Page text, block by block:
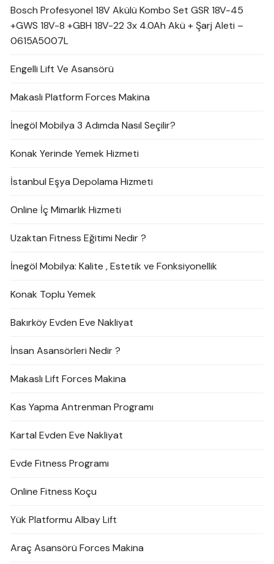
Bosch Profesyonel 18V Akülü Kombo Set GSR 18V-45
+GWS 18V-8 +GBH 18V-22 3x 4.0Ah Akü + Şarj Aleti –
0615A5007L
Engelli Lift Ve Asansörü
Makaslı Platform Forces Makina
İnegöl Mobilya 3 Adımda Nasıl Seçilir?
Konak Yerinde Yemek Hizmeti
İstanbul Eşya Depolama Hizmeti
Online İç Mimarlık Hizmeti
Uzaktan Fitness Eğitimi Nedir ?
İnegöl Mobilya: Kalite , Estetik ve Fonksiyonellik
Konak Toplu Yemek
Bakırköy Evden Eve Nakliyat
İnsan Asansörleri Nedir ?
Makaslı Lift Forces Makina
Kas Yapma Antrenman Programı
Kartal Evden Eve Nakliyat
Evde Fitness Programı
Online Fitness Koçu
Yük Platformu Albay Lift
Araç Asansörü Forces Makina